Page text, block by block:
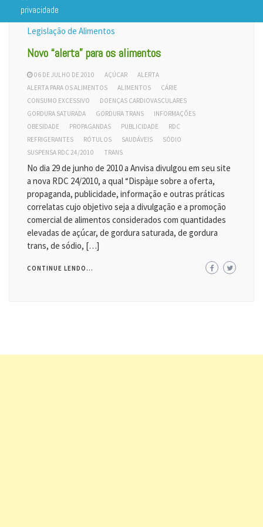
privacidade
Legislação de Alimentos
Novo “alerta” para os alimentos
06 DE JULHO DE 2010 AÇÚCAR
ALERTA
ALERTA PARA OS ALIMENTOS
ALIMENTOS
CÁRIE
CONSUMO EXCESSIVO
DOENÇAS CARDIOVASCULARES
GORDURA SATURADA
GORDURA TRANS
INFORMAÇÕES
OBESIDADE
PROPAGANDAS PUBLICIDADE
RDC
REFRIGERANTES
RÓTULOS SAUDÁVEIS
SÓDIO
SUSPENSA RDC 24/2010
TRANS
No dia 29 de junho de 2010 a Anvisa divulgou em seu site
a nova RDC 24/2010, a qual “Dispàµe sobre a oferta,
propaganda, publicidade, informação e outras práticas
correlatas cujo objetivo seja a divulgação e a promoção
comercial de alimentos considerados com quantidades
elevadas de açúcar, de gordura saturada, de gordura
trans, de sódio, […]
CONTINUE LENDO...